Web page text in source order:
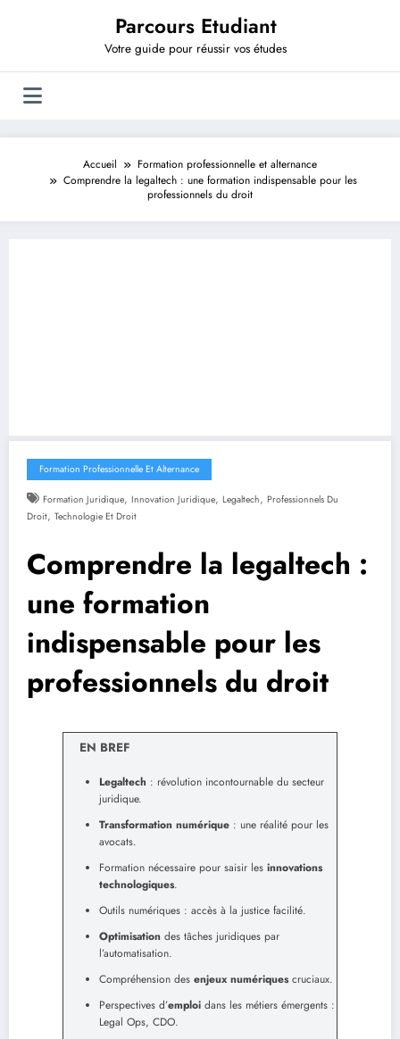
Parcours Etudiant
Votre guide pour réussir vos études
Accueil
Formation professionnelle et alternance
Comprendre la legaltech : une formation indispensable pour les
professionnels du droit
Formation Professionnelle Et Alternance
Formation Juridique, Innovation Juridique, Legaltech, Professionnels Du
Droit, Technologie Et Droit
Comprendre la legaltech :
une formation
indispensable pour les
professionnels du droit
EN BREF
Legaltech : révolution incontournable du secteur
juridique.
Transformation numérique : une réalité pour les
avocats.
Formation nécessaire pour saisir les innovations
technologiques.
Outils numériques : accès à la justice facilité.
Optimisation des tâches juridiques par
l’automatisation.
Compréhension des enjeux numériquescruciaux.
Perspectives d’emploi dans les métiers émergents :
Legal Ops, CDO.